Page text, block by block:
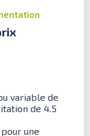
variable de
de 4.5
une